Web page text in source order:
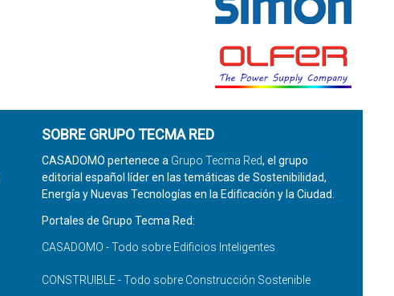
SOBRE GRUPO TECMA RED
CASADOMO pertenece a Grupo Tecma Red, el grupo
editorial español líder en las temáticas de Sostenibilidad,
Energía y Nuevas Tecnologías en la Edificación y la Ciudad.
Portales de Grupo Tecma Red:
CASADOMO - Todo sobre Edificios Inteligentes
CONSTRUIBLE - Todo sobre Construcción Sostenible